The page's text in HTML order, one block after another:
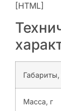
[HTML]
Масса, г